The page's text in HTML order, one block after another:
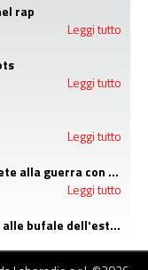
rap
Leggi tutto
Leggi tutto
Leggi tutto
- “Rise up”: immaginare alternative concrete alla guerra con i campi estivi di Emergency
Leggi tutto
- Squali, delfini e creme solari: attenzione alle bufale dell'estate